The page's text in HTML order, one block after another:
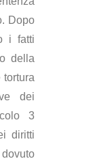
Dopo
i fatti
della
tortura
dei
3
diritti